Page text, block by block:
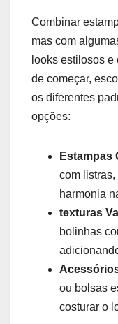
Combinar⁣
mas com
looks estilosos
de ⁢começar,
os diferentes
opções:
Estampas
com listras,
harmonia‌
texturas
bolinhas
ou bolsas
costurar o